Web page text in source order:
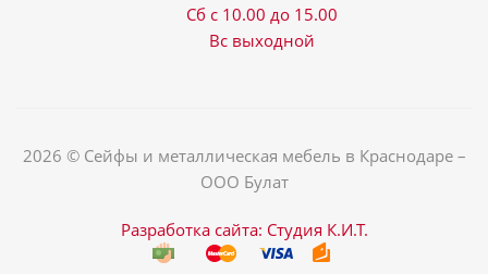
Сб с 10.00 до 15.00
Вс выходной
2026 © Сейфы и металлическая мебель в Краснодаре –
ООО Булат
Разработка сайта: Студия К.И.Т.